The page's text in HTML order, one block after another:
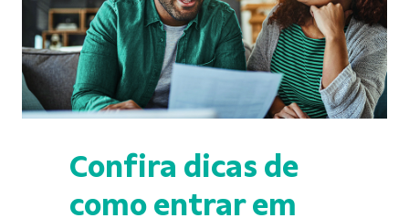
Confira dicas de
como entrar em